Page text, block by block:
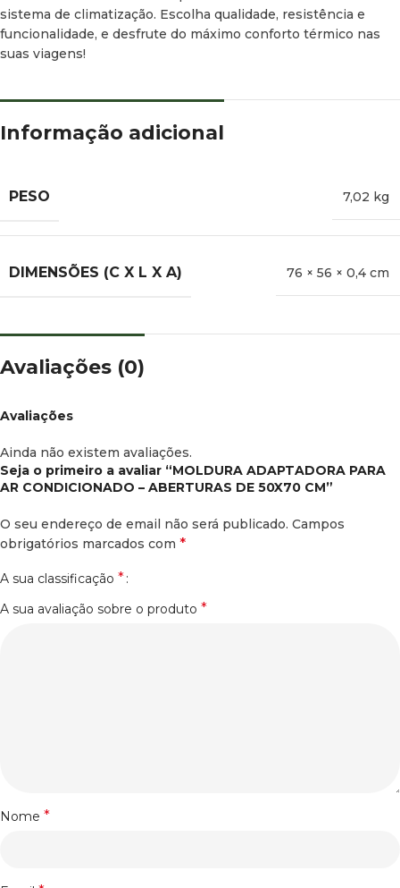
sistema de climatização. Escolha qualidade, resistência e
funcionalidade, e desfrute do máximo conforto térmico nas
suas viagens!
Informação adicional
PESO 7,02 kg
DIMENSÕES (C X L X A) 76 × 56 × 0,4 cm
Avaliações (0)
Avaliações
Ainda não existem avaliações.
Seja o primeiro a avaliar “MOLDURA ADAPTADORA PARA
AR CONDICIONADO – ABERTURAS DE 50X70 CM”
O seu endereço de email não será publicado. Campos
obrigatórios marcados com *
A sua classificação *
A sua avaliação sobre o produto *
Nome *